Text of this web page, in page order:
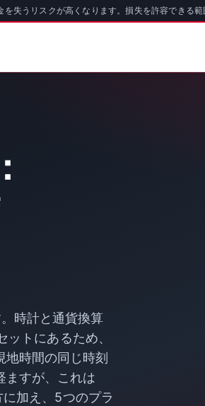
失うリスクが高くなります。損失を許容できる範
時計と通貨換算
トにあるため、
地時間の同じ時刻
ますが、これは
加え、5つのプラ